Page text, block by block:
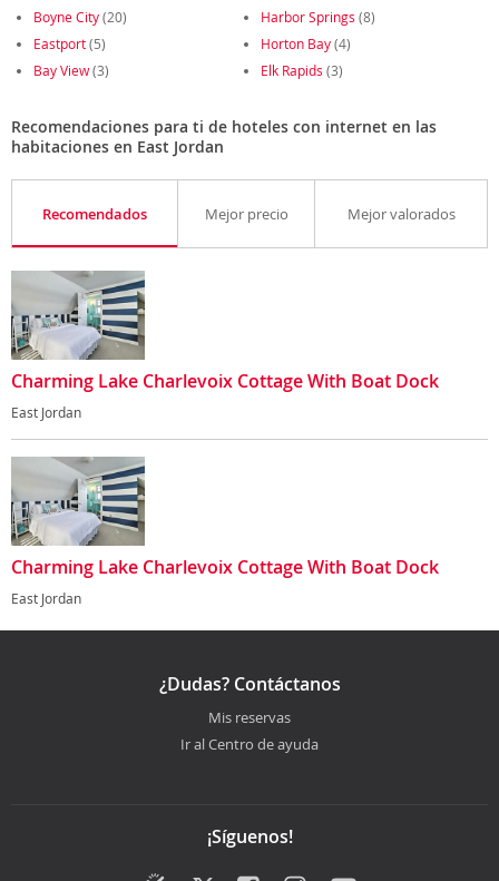
Boyne City(20) Harbor Springs (8)
Eastport(5) Horton Bay(4)
Bay View(3) Elk Rapids (3)
Recomendaciones para ti de hoteles con internet en las
habitaciones en East Jordan
Recomendados Mejor precio Mejor valorados
Charming Lake Charlevoix Cottage With Boat Dock
East Jordan
Charming Lake Charlevoix Cottage With Boat Dock
East Jordan
¿Dudas? Contáctanos
Mis reservas
Ir al Centro de ayuda
¡Síguenos!